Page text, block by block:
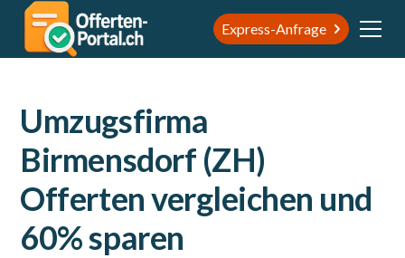
Express-Anfrage
Umzugsfirma
Birmensdorf (ZH)
Offerten vergleichen und
60% sparen